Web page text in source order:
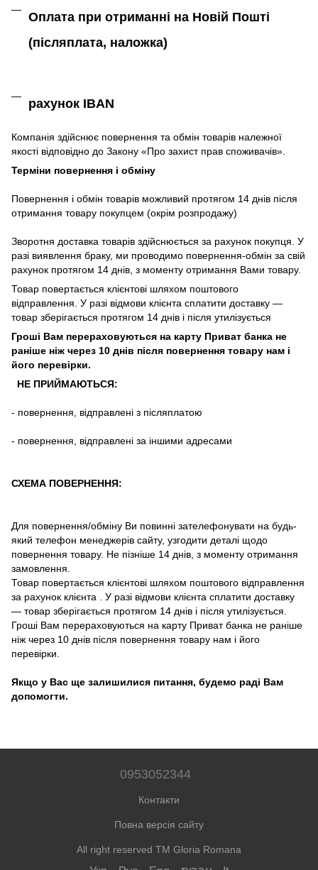
Оплата при отриманні на Новій Пошті
(післяплата, наложка)
рахунок IBAN
Компанія здійснює повернення та обмін товарів належної
якості відповідно до Закону «Про захист прав споживачів»
Терміни повернення і обміну
Повернення і обмін товарів можливий протягом 14 днів після
отримання товару покупцем (окрім розпродажу)
Зворотня доставка товарів здійснюється за рахунок покупця У
разі виявлення браку, ми проводимо повернення-обмін за свій
рахунок протягом 14 днів з моменту отримання Вами товару.
Товар повертається клієнтові шляхом поштового
відправлення. У разі відмови клієнта сплатити доставку ―
товар зберігається протягом 14 днів і після утилізується
Гроші Вам перераховуються на карту Приват банка не
раніше ніж через 10 днів після повернення товару нам і
його перевірки.
НЕ ПРИЙМАЮТЬСЯ:
- повернення відправлені з післяплатою
- повернення відправлені за іншими адресами
СХЕМА ПОВЕРНЕННЯ:
Для повернення/обміну Ви повинні зателефонувати на будь-
який телефон менеджерів сайту, узгодити деталі щодо
повернення товару. Не пізніше 14 днів, з моменту отримання
замовлення.
Товар повертається клієнтові шляхом поштового відправлення
за рахунок клієнта . У разі відмови клієнта сплатити доставку
― товар зберігається протягом 14 днів і після утилізується.
Гроші Вам перераховуються на карту Приват банка не раніше
ніж через 10 днів після повернення товару нам і його
перевірки.
Якщо у Вас ще залишилися питання, будемо раді Вам
допомогти.
0953052344
Контакти
Повна версія сайту
All right reserved TM Gloria Romana